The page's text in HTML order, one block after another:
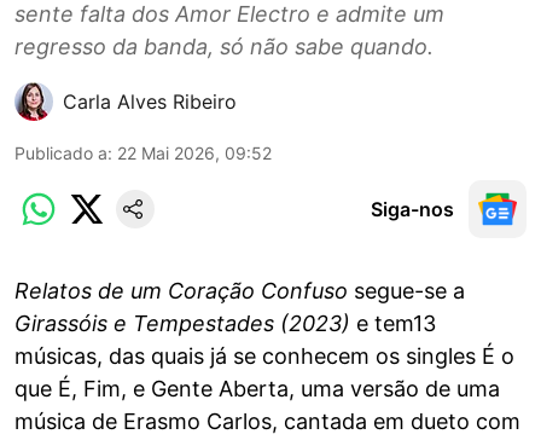
sente falta dos Amor Electro e admite um
regresso da banda, só não sabe quando.
Carla Alves Ribeiro
Publicado a: 22 Mai 2026, 09:52
Siga-nos
Relatos de um Coração Confuso segue-se a
Girassóis e Tempestades (2023) e tem13
músicas, das quais já se conhecem os singles É o
que É, Fim, e Gente Aberta, uma versão de uma
música de Erasmo Carlos, cantada em dueto com